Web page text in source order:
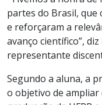
partes do Brasil, que
e reforçaram a
avanço científico”,
representante
Segundo a aluna, a
o objetivo de ampliar